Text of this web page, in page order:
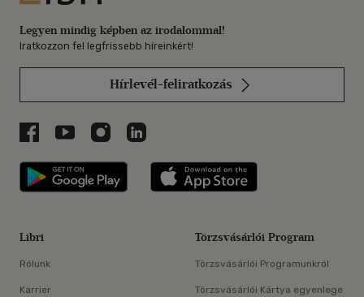
Legyen mindig képben az irodalommal!
Iratkozzon fel legfrissebb híreinkért!
Hírlevél-feliratkozás
Libri a Facebookon
Libri a Youtube-on
Libri az Instagramon
Libri a LinkedInen
Libri applikáció Szerezd meg: Google
Libri
Rólunk
Karrier
Törzsvásárlói Program
Törzsvásárlói Programunkról
Törzsvásárlói Kártya egyenlege